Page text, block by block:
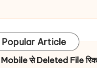
Popular Article
Mobile से Deleted File